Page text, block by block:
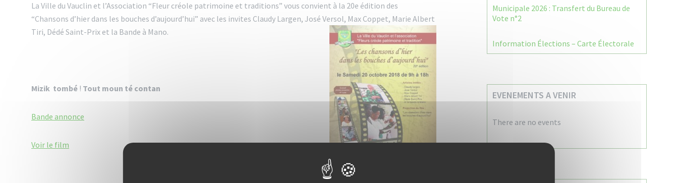
La Ville du Vauclin et l’Association “Fleur créole patrimoine et traditions” vous convient à la 20e édition des
“Chansons d’hier dans les bouches d’aujourd’hui” avec les invites Claudy Largen, José Versol, Max Coppet, Marie Albert
Tiri, Dédé Saint-Prix et la Bande à Mano.
Mizik tombé ! Tout moun té contan
Bande annonce
Voir le film
Municipale 2026 : Transfert du Bureau de
Vote n°2
Information Élections – Carte Électorale
EVENEMENTS A VENIR
There are no events